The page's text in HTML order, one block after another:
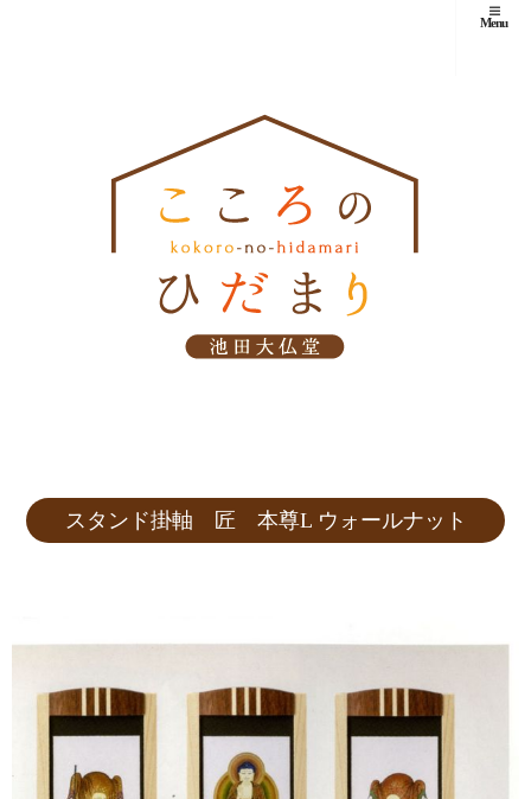
Menu
スタンド掛軸 匠 本尊L ウォールナット